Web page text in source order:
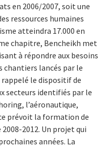
en 2006/2007, soit une
ressources humaines
atteindra 17.000 en
chapitre, Bencheikh met
à répondre aux besoins
chantiers lancés par le
le dispositif de
secteurs identifiés par le
l’aéronautique,
prévoit la formation de
2012. Un projet qui
années. La